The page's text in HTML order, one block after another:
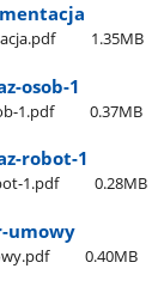
1.35MB
osob-1
1.pdf 0.37MB
robot-1
1.pdf 0.28MB
umowy
0.40MB